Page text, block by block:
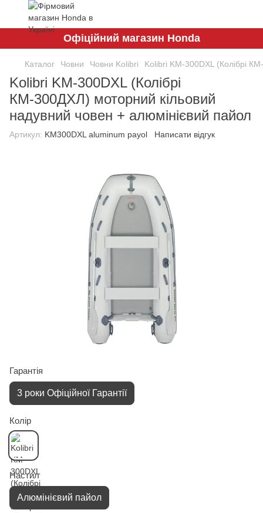
Офіційний магазин Honda
Каталог Човни Човни Kolibri Kolibri KM-300DXL (Колібрі
Kolibri KM-300DXL (Колібрі
КМ-300ДХЛ) моторний кільовий
надувний човен + алюмінієвий пайол
Артикул: KM300DXL aluminum payol Написати відгук
Гарантiя
3 роки Офіційної Гарантії
Колір
Настил
Алюмінієвий пайол